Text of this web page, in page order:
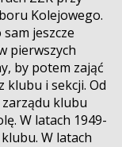
Kolejowego.
jeszcze
pierwszych
by potem zająć
klubu i sekcji. Od
zarządu klubu
W latach 1949-
W latach